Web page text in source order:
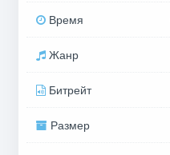
Время
Жанр
Битрейт
Размер